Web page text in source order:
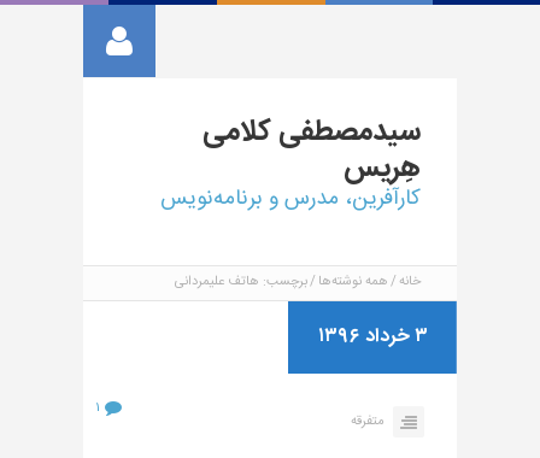
سیدمصطفیکلامی
هِریس
کارآفرین، مدرس و برنامه‌نویس
خانه همه نوشته‌ها برچسب: هاتف علیمردانی
۳ خرداد ۱۳۹۶
متفرقه
۱